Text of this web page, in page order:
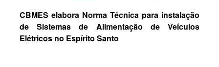
CBMES elabora Norma Técnica para instalação
de Sistemas de Alimentação de Veículos
Elétricos no Espírito Santo